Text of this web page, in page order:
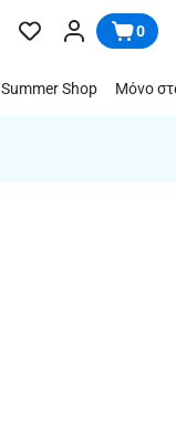
0
Summer Shop Μόνο